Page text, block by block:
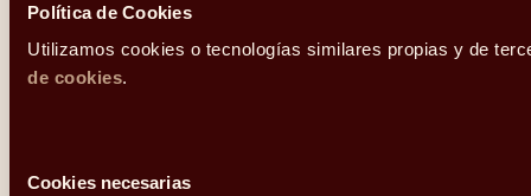
Política de Cookies
Utilizamos cookies o tecnologías similares propias y de
de cookies.
deCookies necesarias